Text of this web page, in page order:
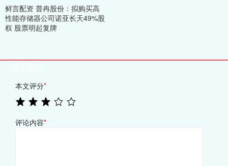
鲜言配资 普冉股份：拟购买高
性能存储器公司诺亚长天49%股
权 股票明起复牌
本文评分*
评论内容*